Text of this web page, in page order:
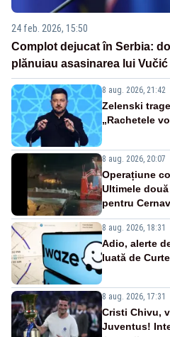
24 feb. 2026, 15:50
Complot dejucat în Serbia:
plănuiau asasinarea lui Vučić
8 aug. 2026, 21:42
Zelenski
„Rachetele
8 aug. 2026, 20:07
Operațiune
Ultimele
pentru
8 aug. 2026, 18:31
Adio, alerte
luată de
8 aug. 2026, 17:31
Cristi Chivu,
Juventus!